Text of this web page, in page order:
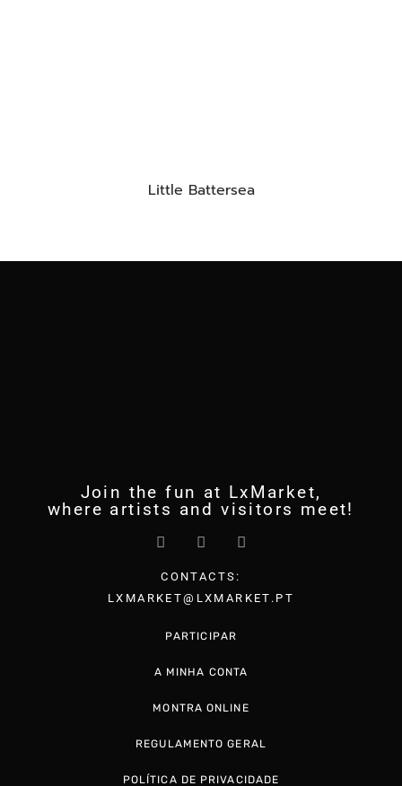
Little Battersea
Join the fun at LxMarket,
where artists and visitors meet!
CONTACTS:
LXMARKET@LXMARKET.PT
POLÍTICA DE PRIVACIDADE
PARTICIPAR
A MINHA CONTA
MONTRA ONLINE
REGULAMENTO GERAL